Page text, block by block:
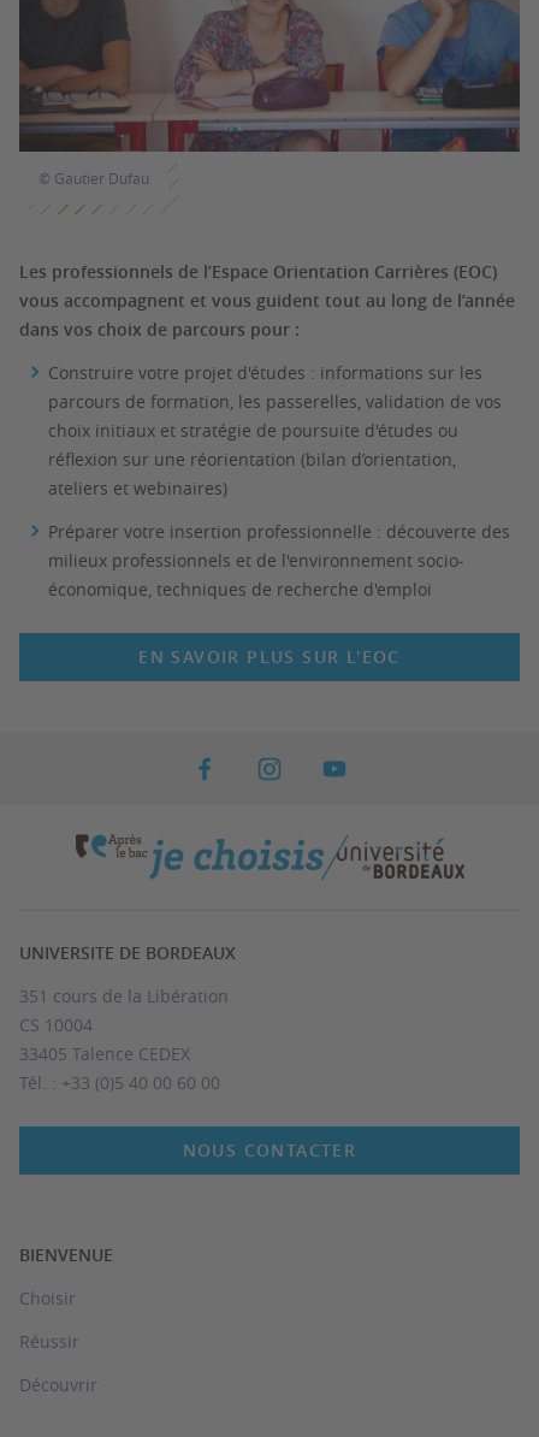
© Gautier Dufau
Les professionnels de l’Espace Orientation Carrières (EOC)
vous accompagnent et vous guident tout au long de l’année
dans vos choix de parcours pour :
Construire votre projet d'études : informations sur les
parcours de formation, les passerelles, validation de vos
choix initiaux et stratégie de poursuite d'études ou
réflexion sur une réorientation (bilan d’orientation,
ateliers et webinaires)​​
Préparer votre insertion professionnelle : découverte des
milieux professionnels et de l'environnement socio-
économique, techniques de recherche d'emploi
EN SAVOIR PLUS SUR L'EOC
UNIVERSITE DE BORDEAUX
351 cours de la Libération
CS 10004
33405 Talence CEDEX
Tél. : +33 (0)5 40 00 60 00
NOUS CONTACTER
BIENVENUE
Choisir
Réussir
Découvrir